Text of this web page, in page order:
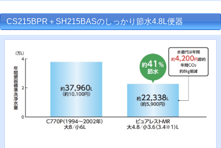
CS215BPR＋SH215BASのしっかり節水4.8L便器